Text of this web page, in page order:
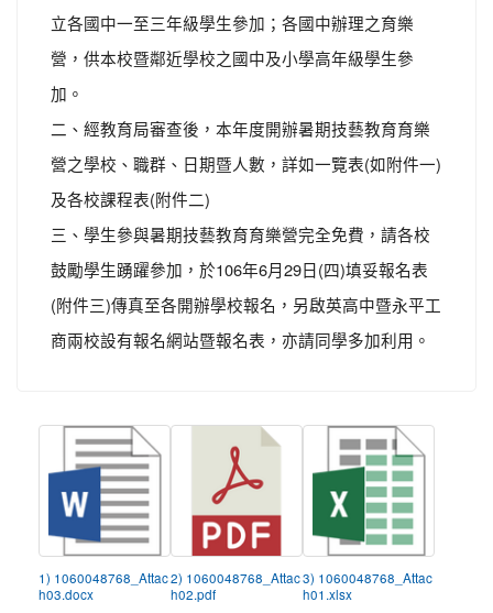
立各國中一至三年級學生參加；各國中辦理之育樂
營，供本校暨鄰近學校之國中及小學高年級學生參
加。
二、經教育局審查後，本年度開辦暑期技藝教育育樂
營之學校、職群、日期暨人數，詳如一覽表(如附件一)
及各校課程表(附件二)
三、學生參與暑期技藝教育育樂營完全免費，請各校
鼓勵學生踴躍參加，於106年6月29日(四)填妥報名表
(附件三)傳真至各開辦學校報名，另啟英高中暨永平工
商兩校設有報名網站暨報名表，亦請同學多加利用。
1) 1060048768_Attac
h03.docx
2) 1060048768_Attac
h02.pdf
3) 1060048768_Attac
h01.xlsx